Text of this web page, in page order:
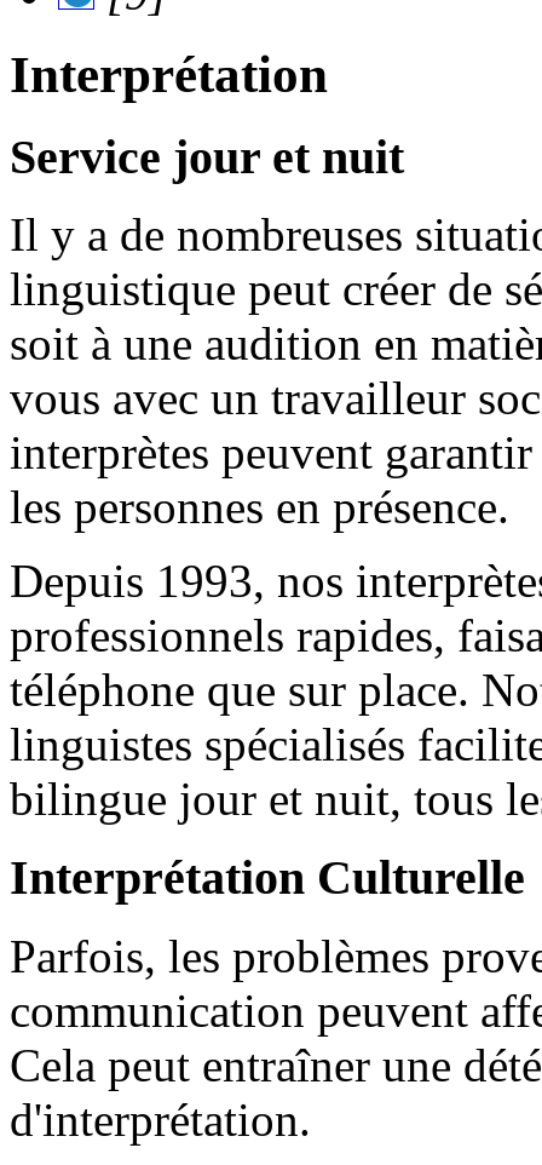
Interprétation
Service jour et nuit
Il y a de nombreuses
linguistique peut créer de
soit à une audition en
vous avec un travailleur
interprètes peuvent
les personnes en présence.
Depuis 1993, nos
professionnels rapides,
téléphone que sur place.
linguistes spécialisés
bilingue jour et nuit, tous
Interprétation Culturelle
Parfois, les problèmes
communication peuvent
Cela peut entraîner une
d'interprétation.